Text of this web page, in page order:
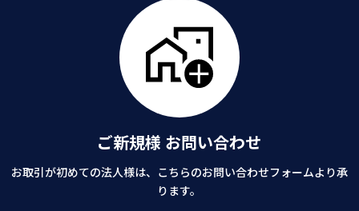
ご新規様 お問い合わせ
お取引が初めての法人様は、こちらのお問い合わせフォームより承
ります。